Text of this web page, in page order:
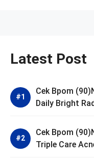
Latest Post
Cek Bpom
Daily Bright
Cek Bpom
Triple Care